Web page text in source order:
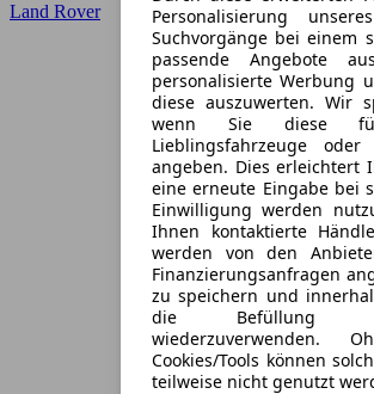
Land Rover
Personalisierung
Suchvorgänge bei einem
passende Angebote
personalisierte Werbung
diese auszuwerten. Wir
wenn Sie diese für
Lieblingsfahrzeuge
angeben. Dies erleichtert
eine erneute Eingabe bei
Einwilligung werden
Ihnen kontaktierte
werden von den
Finanzierungsanfragen
zu speichern und
die Befüllung
wiederzuverwenden.
Cookies/Tools können
teilweise nicht genutzt